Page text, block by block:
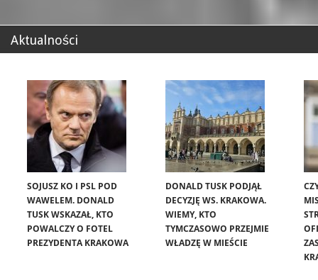
Aktualności
SOJUSZ KO I PSL POD
WAWELEM. DONALD
TUSK WSKAZAŁ, KTO
POWALCZY O FOTEL
PREZYDENTA KRAKOWA
DONALD TUSK PODJĄŁ
DECYZJĘ WS. KRAKOWA.
WIEMY, KTO
TYMCZASOWO PRZEJMIE
WŁADZĘ W MIEŚCIE